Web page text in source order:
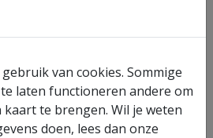
van cookies. Sommige
laten functioneren andere om
te brengen. Wil je weten
doen, lees dan onze